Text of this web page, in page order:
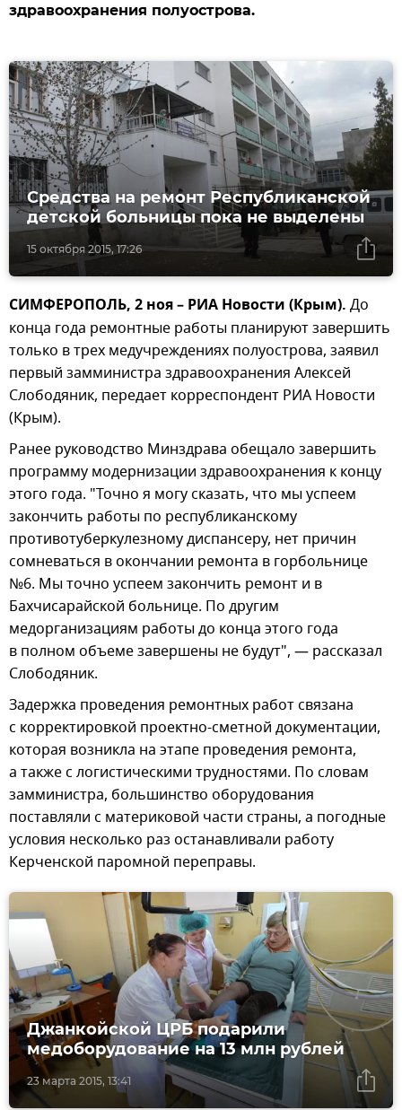
здравоохранения полуострова.
15 октября 2015, 17:26
Средства на ремонт Республиканской
детской больницы пока не выделены
СИМФЕРОПОЛЬ, 2 ноя – РИА Новости (Крым). До
конца года ремонтные работы планируют завершить
только в трех медучреждениях полуострова, заявил
первый замминистра здравоохранения Алексей
Слободяник, передает корреспондент РИА Новости
(Крым).
Ранее руководство Минздрава обещало завершить
программу модернизации здравоохранения к концу
этого года. "Точно я могу сказать, что мы успеем
закончить работы по республиканскому
противотуберкулезному диспансеру, нет причин
сомневаться в окончании ремонта в горбольнице
№6. Мы точно успеем закончить ремонт и в
Бахчисарайской больнице. По другим
медорганизациям работы до конца этого года
в полном объеме завершены не будут", — рассказал
Слободяник.
Задержка проведения ремонтных работ связана
с корректировкой проектно-сметной документации,
которая возникла на этапе проведения ремонта,
а также с логистическими трудностями. По словам
замминистра, большинство оборудования
поставляли с материковой части страны, а погодные
условия несколько раз останавливали работу
Керченской паромной переправы.
23 марта 2015, 13:41
Джанкойской ЦРБ подарили
медоборудование на 13 млн рублей